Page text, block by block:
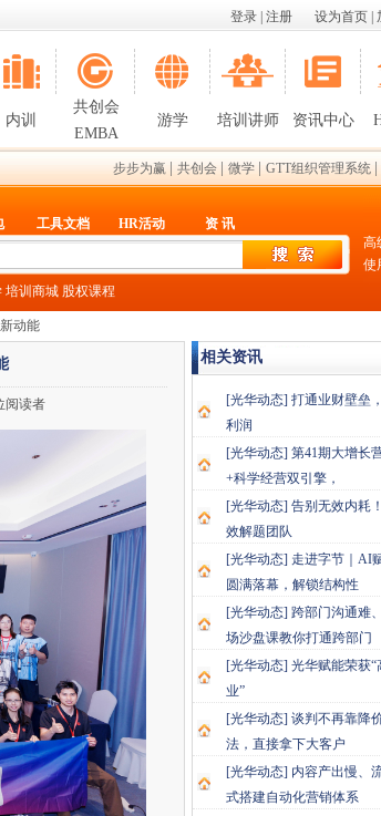
设为首页
登录 注册
内训
共创会
EMBA
游学 培训讲师 资讯中心
步步为赢 共创会 微学 GTT组织管理系统
工具文档 HR活动 资 讯
培训商城 股权课程
高
使
动能
阅读者
相关资讯
[光华动态] 打通业财壁垒
利润
[光华动态] 第41期大增长
+科学经营双引擎，
[光华动态] 告别无效内耗
效解题团队
[光华动态] 走进字节｜AI
圆满落幕，解锁结构性
[光华动态] 跨部门沟通难
场沙盘课教你打通跨部门
[光华动态] 光华赋能荣获
业”
[光华动态] 谈判不再靠降
法，直接拿下大客户
[光华动态] 内容产出慢、
式搭建自动化营销体系